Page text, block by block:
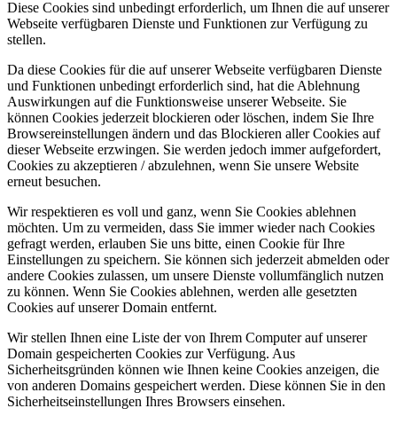
Diese Cookies sind unbedingt erforderlich, um Ihnen die auf unserer
Webseite verfügbaren Dienste und Funktionen zur Verfügung zu
stellen.
Da diese Cookies für die auf unserer Webseite verfügbaren Dienste
und Funktionen unbedingt erforderlich sind, hat die Ablehnung
Auswirkungen auf die Funktionsweise unserer Webseite. Sie
können Cookies jederzeit blockieren oder löschen, indem Sie Ihre
Browsereinstellungen ändern und das Blockieren aller Cookies auf
dieser Webseite erzwingen. Sie werden jedoch immer aufgefordert,
Cookies zu akzeptieren / abzulehnen, wenn Sie unsere Website
erneut besuchen.
Wir respektieren es voll und ganz, wenn Sie Cookies ablehnen
möchten. Um zu vermeiden, dass Sie immer wieder nach Cookies
gefragt werden, erlauben Sie uns bitte, einen Cookie für Ihre
Einstellungen zu speichern. Sie können sich jederzeit abmelden oder
andere Cookies zulassen, um unsere Dienste vollumfänglich nutzen
zu können. Wenn Sie Cookies ablehnen, werden alle gesetzten
Cookies auf unserer Domain entfernt.
Wir stellen Ihnen eine Liste der von Ihrem Computer auf unserer
Domain gespeicherten Cookies zur Verfügung. Aus
Sicherheitsgründen können wie Ihnen keine Cookies anzeigen, die
von anderen Domains gespeichert werden. Diese können Sie in den
Sicherheitseinstellungen Ihres Browsers einsehen.